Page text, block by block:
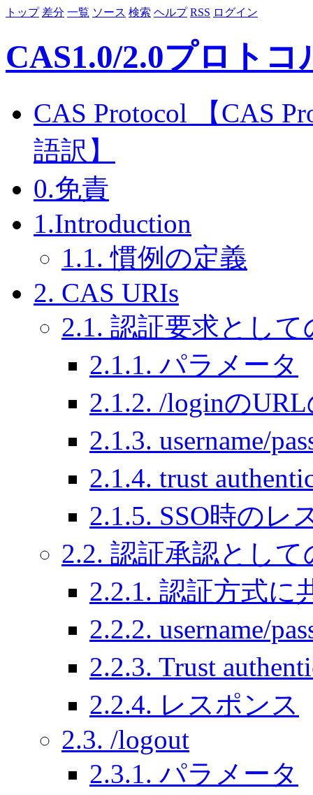
トップ 差分 一覧 ソース 検索 ヘルプ RSS ログイン
CAS1.0/2.0プロト
CAS Protocol 【CAS
語訳】
0.免責
1.Introduction
1.1. 慣例の定義
2. CAS URIs
2.1. 認証要求とし
2.1.1. パラメータ
2.1.2. /loginの
2.1.3. username/
2.1.4. trust
2.1.5. SSO時のレ
2.2. 認証承認とし
2.2.1. 認証方式に
2.2.2. username/
2.2.3. Trust
2.2.4. レスポンス
2.3. /logout
2.3.1. パラメータ